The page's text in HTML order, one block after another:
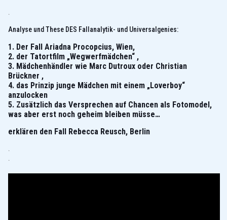
.
Analyse und These DES Fallanalytik- und Universalgenies:
1. Der Fall Ariadna Procopcius, Wien,
2. der Tatortfilm „Wegwerfmädchen“ ,
3. Mädchenhändler wie Marc Dutroux oder Christian
Brückner ,
4. das Prinzip junge Mädchen mit einem „Loverboy“
anzulocken
5. Zusätzlich das Versprechen auf Chancen als Fotomodel,
was aber erst noch geheim bleiben müsse…
erklären den Fall Rebecca Reusch, Berlin
.
.